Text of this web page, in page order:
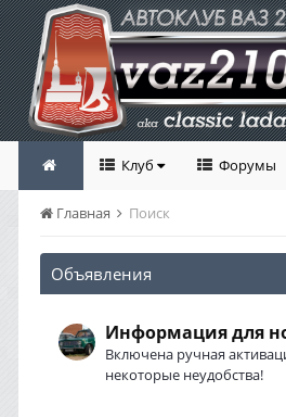
Клуб Форумы
Главная Поиск
Объявления
Информация для
Включена ручная
некоторые неудобства!